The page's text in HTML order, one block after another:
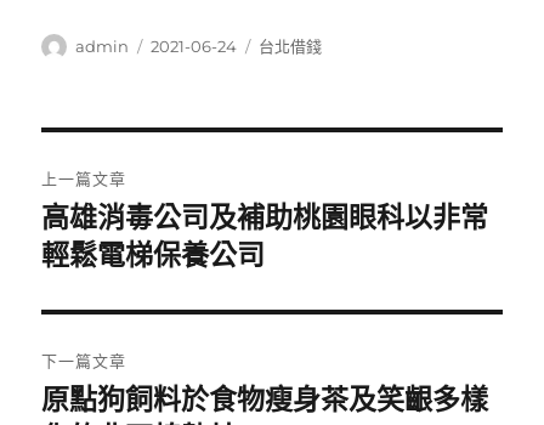
作
admin
發
2021-06-24
分
台北借錢
章
導
覽
上一篇文章
上
一
文
章:
高雄消毒公司及補助桃園眼科以非常
輕鬆電梯保養公司
下一篇文章
下
原點狗飼料於食物瘦身茶及笑齦多樣